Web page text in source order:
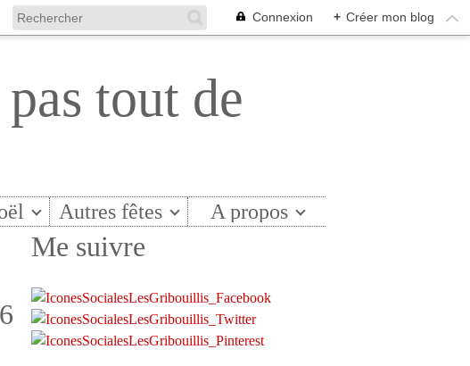
Connexion + Créer mon blog
tout de
Autres fêtes A propos
Me suivre